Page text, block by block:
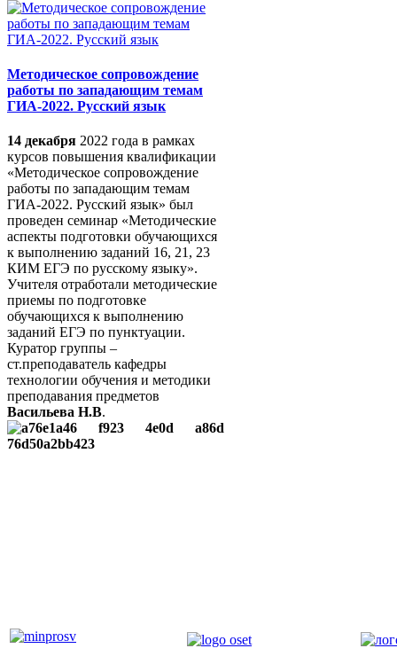
Методическое сопровождение
работы по западающим темам
ГИА-2022. Русский язык
14 декабря 2022 года в рамках
курсов повышения квалификации
«Методическое сопровождение
работы по западающим темам
ГИА-2022. Русский язык» был
проведен семинар «Методические
аспекты подготовки обучающихся
к выполнению заданий 16, 21, 23
КИМ ЕГЭ по русскому языку».
Учителя отработали методические
приемы по подготовке
обучающихся к выполнению
заданий ЕГЭ по пунктуации.
Куратор группы –
ст.преподаватель кафедры
технологии обучения и методики
преподавания предметов
Васильева Н.В.